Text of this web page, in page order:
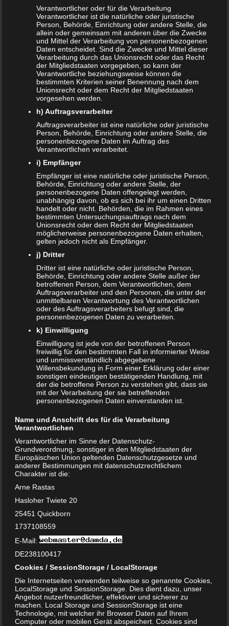
Price Toilette und einer echten Toilette möglich. Wirklich
sehr praktisch und durchdacht.
Ab welchem Alter ist die Toilette
zu empfehlen
Diese Toilette ist ab einem Alter von etwa 2 Jahren nutzbar.
Nach oben hin sind eigentlich nur von der Größe Grenzen
gesetzt. Es gibt durchaus Kinder, die noch mit 4 Jahren
diese Toilette nutzen. Es handelt sich also nicht um einen
Artikel, den man nur wenige Monate nutzt und dann
wieder verkaufen muss.
Bewertungen und Erfahrungen
anderer Nutzer
Auf Amazon finden sich aktuell über 500 Bewertungen zur
Fisher Price Toilette. Dabei sind die Erfahrungen
überwiegend mehr als positiv. Die Kunden dort vergeben
im Schnitt4,4 von 5 Sterne. Die Mehrzahl der Eltern sind
begeistert und loben den pädagogischen Effekt inklusive
der lustigen Melodien. Das Töpfchen wird klar
die Melodien und die Soundeffekte nicht immer abgespielt
werden. Auch die Qualität wird hier und da bemängelt.
Jedoch handelt es sich bei den meisten
Negativbewertungen anscheinend um defekte Artikel. In
dieser Hinsicht ist Amazon zum Glück sehr kulant.
Fazit
Mit der Fisher-Price Meine erste Toilette (P4326) kann man
den Kleinen auf einem spielerischen Weg das
Trockenwerden beibringen. Der Nachwuchs wird mächtig
Spaß daran haben, die Toilette zu nutzen. Aber auch die
sieht es unendlich niedlich aus, wenn ein kleiner Mann
bietet diese Toilette nun für nur noch 29,99 Euro inklusive
Versand an. Ein echtes Schnäppchen!
Hersteller: Fisher Price
Artikelnummer: P4326
Durch die kleine Toilette mit realistischen Elementen
Mit lustigen Sätzen, Musik und Soundeffekten wird
selbst der Toilettengang zum Vergnügen
Sitzhöhe ca 18 cm Auch auf einem normalen
Toilettensitz benutzbar Einfach zu reinigen
Verantwortlicher oder für die Verarbeitung
Verantwortlicher ist die natürliche oder juristische
Person, Behörde, Einrichtung oder andere Stelle, die
allein oder gemeinsam mit anderen über die Zwecke
und Mittel der Verarbeitung von personenbezogenen
Daten entscheidet. Sind die Zwecke und Mittel dieser
Verarbeitung durch das Unionsrecht oder das Recht
der Mitgliedstaaten vorgegeben, so kann der
Verantwortliche beziehungsweise können die
bestimmten Kriterien seiner Benennung nach dem
Unionsrecht oder dem Recht der Mitgliedstaaten
vorgesehen werden.
h) Auftragsverarbeiter
Auftragsverarbeiter ist eine natürliche oder juristische
Person, Behörde, Einrichtung oder andere Stelle, die
personenbezogene Daten im Auftrag des
Verantwortlichen verarbeitet.
i) Empfänger
Empfänger ist eine natürliche oder juristische Person,
Behörde, Einrichtung oder andere Stelle, der
personenbezogene Daten offengelegt werden,
unabhängig davon, ob es sich bei ihr um einen Dritten
handelt oder nicht. Behörden, die im Rahmen eines
bestimmten Untersuchungsauftrags nach dem
Unionsrecht oder dem Recht der Mitgliedstaaten
möglicherweise personenbezogene Daten erhalten,
gelten jedoch nicht als Empfänger.
j) Dritter
Dritter ist eine natürliche oder juristische Person,
Behörde, Einrichtung oder andere Stelle außer der
betroffenen Person, dem Verantwortlichen, dem
Auftragsverarbeiter und den Personen, die unter der
unmittelbaren Verantwortung des Verantwortlichen
oder des Auftragsverarbeiters befugt sind, die
personenbezogenen Daten zu verarbeiten.
k) Einwilligung
Einwilligung ist jede von der betroffenen Person
freiwillig für den bestimmten Fall in informierter Weise
und unmissverständlich abgegebene
Willensbekundung in Form einer Erklärung oder einer
sonstigen eindeutigen bestätigenden Handlung, mit
der die betroffene Person zu verstehen gibt, dass sie
mit der Verarbeitung der sie betreffenden
personenbezogenen Daten einverstanden ist.
Name und Anschrift des für die Verarbeitung
Verantwortlichen
Verantwortlicher im Sinne der Datenschutz-
Grundverordnung, sonstiger in den Mitgliedstaaten der
Europäischen Union geltenden Datenschutzgesetze und
anderer Bestimmungen mit datenschutzrechtlichem
Charakter ist die:
Arne Rastas
Hasloher Twiete 20
25451 Quickborn
1737108559
E-Mail:
DE238100417
Cookies / SessionStorage / LocalStorage
Die Internetseiten verwenden teilweise so genannte Cookies,
LocalStorage und SessionStorage. Dies dient dazu, unser
Angebot nutzerfreundlicher, effektiver und sicherer zu
machen. Local Storage und SessionStorage ist eine
Technologie, mit welcher ihr Browser Daten auf Ihrem
Computer oder mobilen Gerät abspeichert. Cookies sind